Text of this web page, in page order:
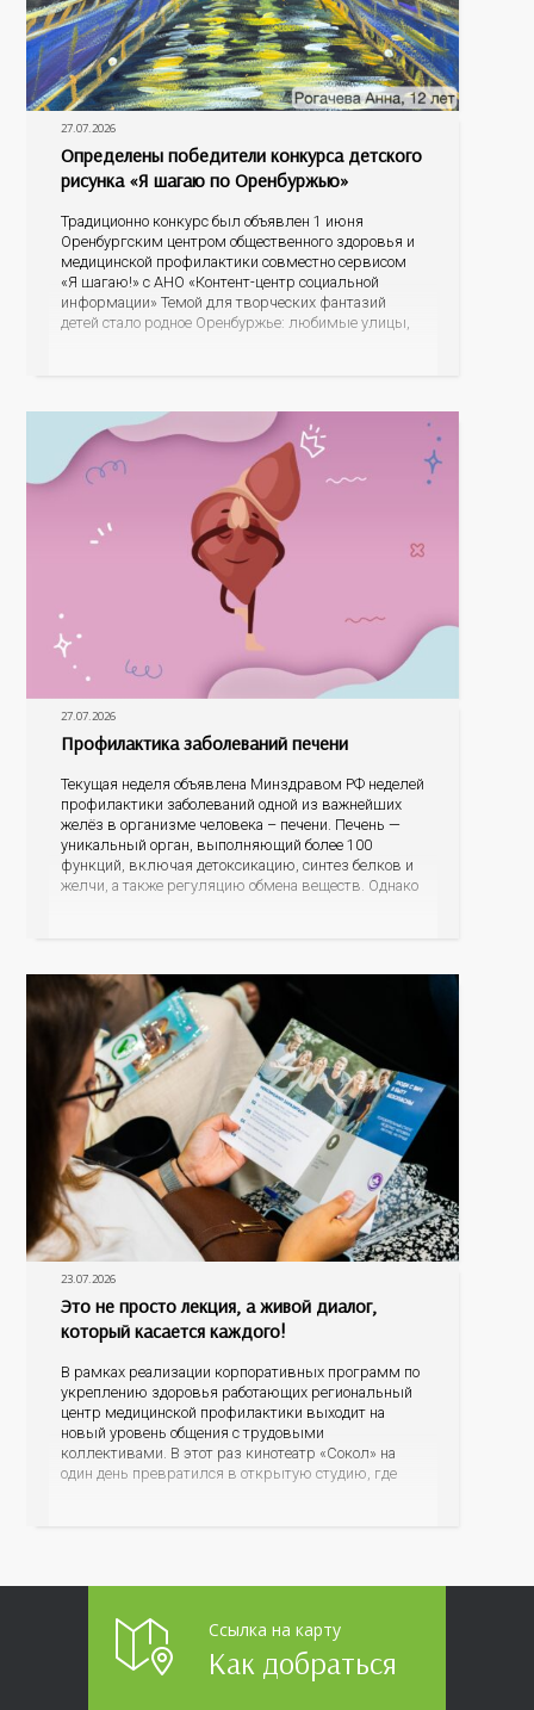
27.07.2026
Определены победители конкурса детского
рисунка «Я шагаю по Оренбуржью»
Традиционно конкурс был объявлен 1 июня
Оренбургским центром общественного здоровья и
медицинской профилактики совместно сервисом
«Я шагаю!» с АНО «Контент-центр социальной
информации» Темой для творческих фантазий
детей стало родное Оренбуржье: любимые улицы,
27.07.2026
Профилактика заболеваний печени
Текущая неделя объявлена Минздравом РФ неделей
профилактики заболеваний одной из важнейших
желёз в организме человека – печени. Печень —
уникальный орган, выполняющий более 100
функций, включая детоксикацию, синтез белков и
желчи, а также регуляцию обмена веществ. Однако
23.07.2026
Это не просто лекция, а живой диалог,
который касается каждого!
В рамках реализации корпоративных программ по
укреплению здоровья работающих региональный
центр медицинской профилактики выходит на
новый уровень общения с трудовыми
коллективами. В этот раз кинотеатр «Сокол» на
один день превратился в открытую студию, где
Ссылка на карту
Как добраться